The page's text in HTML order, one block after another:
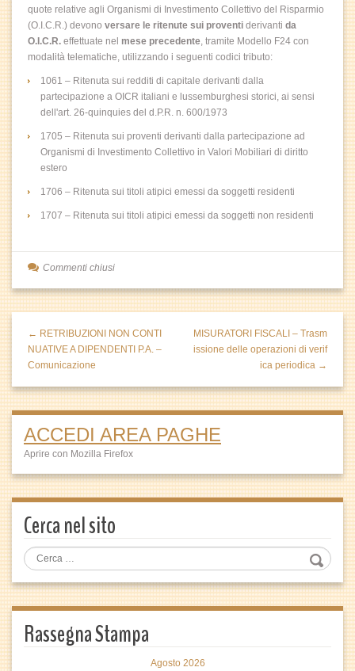
quote relative agli Organismi di Investimento Collettivo del Risparmio
(O.I.C.R.) devono versare le ritenute sui proventi derivanti da
O.I.C.R. effettuate nel mese precedente, tramite Modello F24 con
modalità telematiche, utilizzando i seguenti codici tributo:
1061 – Ritenuta sui redditi di capitale derivanti dalla
partecipazione a OICR italiani e lussemburghesi storici, ai sensi
dell'art. 26-quinquies del d.P.R. n. 600/1973
1705 – Ritenuta sui proventi derivanti dalla partecipazione ad
Organismi di Investimento Collettivo in Valori Mobiliari di diritto
estero
1706 – Ritenuta sui titoli atipici emessi da soggetti residenti
1707 – Ritenuta sui titoli atipici emessi da soggetti non residenti
Commenti chiusi
← RETRIBUZIONI NON CONTI
NUATIVE A DIPENDENTI P.A. –
Comunicazione
MISURATORI FISCALI – Trasm
issione delle operazioni di verif
ica periodica →
ACCEDI AREA PAGHE
Aprire con Mozilla Firefox
Cerca nel sito
Rassegna Stampa
Agosto 2026